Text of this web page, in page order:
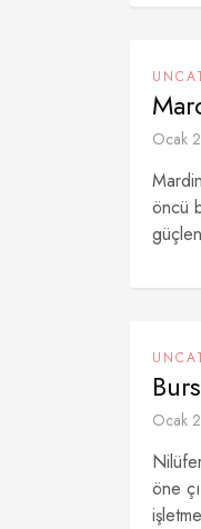
Ocak
öncü
Ocak
öne